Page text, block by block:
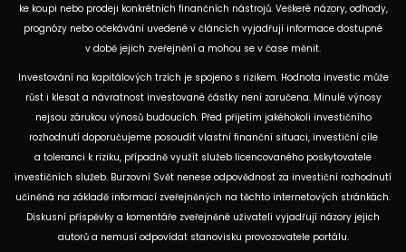
ke koupi nebo prodeji konkrétních finančních nástrojů. Veškeré názory, odhady,
prognózy nebo očekávání uvedené v článcích vyjadřují informace dostupné
v době jejich zveřejnění a mohou se v čase měnit.
Investování na kapitálových trzích je spojeno s rizikem. Hodnota investic může
růst i klesat a návratnost investované částky není zaručena. Minulé výnosy
nejsou zárukou výnosů budoucích. Před přijetím jakéhokoli investičního
rozhodnutí doporučujeme posoudit vlastní finanční situaci, investiční cíle
a toleranci k riziku, případně využít služeb licencovaného poskytovatele
investičních služeb. Burzovní Svět nenese odpovědnost za investiční rozhodnutí
učiněná na základě informací zveřejněných na těchto internetových stránkách.
Diskusní příspěvky a komentáře zveřejněné uživateli vyjadřují názory jejich
autorů a nemusí odpovídat stanovisku provozovatele portálu.